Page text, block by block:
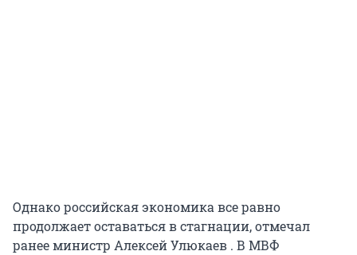
Однако российская экономика все равно
продолжает оставаться в стагнации, отмечал
ранее министр Алексей Улюкаев . В МВФ